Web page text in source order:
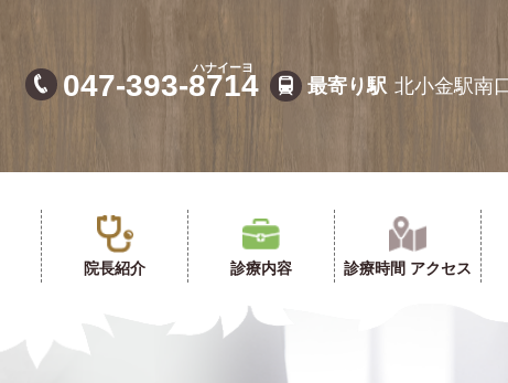
047-393-8714 最寄り駅 北小金駅南
院長紹介 診療内容 診療時間 アクセス